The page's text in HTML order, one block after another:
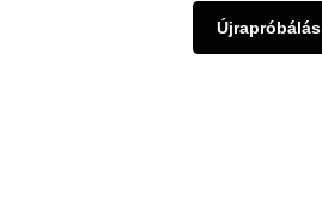
Újrapróbálás